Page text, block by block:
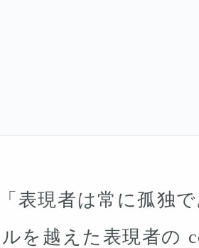
表現者は常に孤独
を越えた表現者の